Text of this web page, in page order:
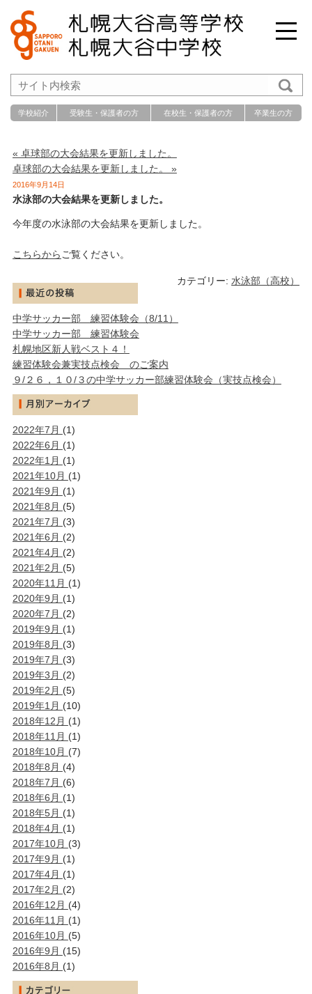
学校紹介 受験生・保護者の方 在校生・保護者の方 卒業生の方
« 卓球部の大会結果を更新しました。
卓球部の大会結果を更新しました。 »
2016年9月14日
水泳部の大会結果を更新しました。
今年度の水泳部の大会結果を更新しました。
こちらから ご覧ください。
カテゴリー:水泳部（高校）
中学サッカー部 練習体験会（8/11）
中学サッカー部 練習体験会
札幌地区新人戦ベスト４！
練習体験会兼実技点検会 のご案内
９/２６，１０/３の中学サッカー部練習体験会（実技点検会）
2022年7月 (1)
2022年6月 (1)
2022年1月 (1)
2021年10月 (1)
2021年9月 (1)
2021年8月 (5)
2021年7月 (3)
2021年6月 (2)
2021年4月 (2)
2021年2月 (5)
2020年11月 (1)
2020年9月 (1)
2020年7月 (2)
2019年9月 (1)
2019年8月 (3)
2019年7月 (3)
2019年3月 (2)
2019年2月 (5)
2019年1月 (10)
2018年12月 (1)
2018年11月 (1)
2018年10月 (7)
2018年8月 (4)
2018年7月 (6)
2018年6月 (1)
2018年5月 (1)
2018年4月 (1)
2017年10月 (3)
2017年9月 (1)
2017年4月 (1)
2017年2月 (2)
2016年12月 (4)
2016年11月 (1)
2016年10月 (5)
2016年9月 (15)
2016年8月 (1)